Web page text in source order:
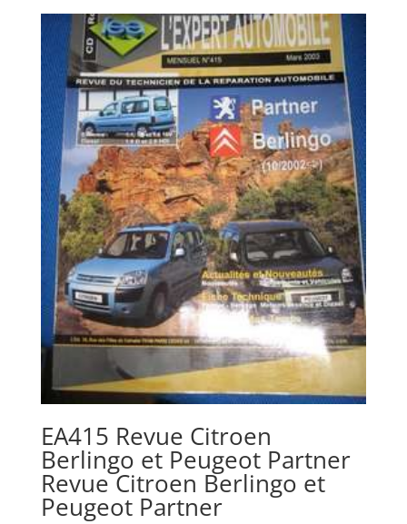
EA415 Revue Citroen
Berlingo et Peugeot Partner
Revue Citroen Berlingo et
Peugeot Partner